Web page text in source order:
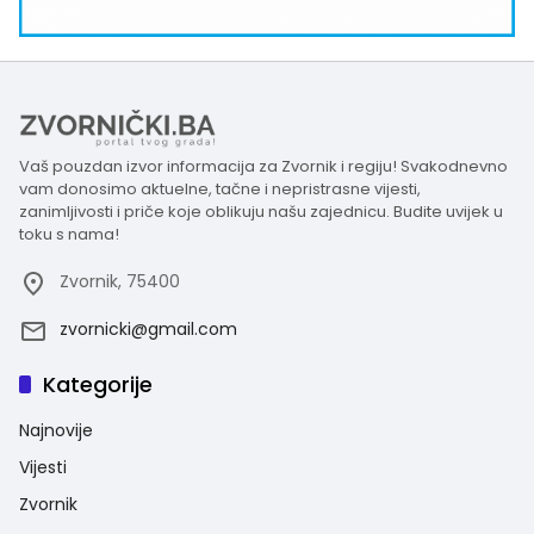
Vaš pouzdan izvor informacija za Zvornik i regiju! Svakodnevno
vam donosimo aktuelne, tačne i nepristrasne vijesti,
zanimljivosti i priče koje oblikuju našu zajednicu. Budite uvijek u
toku s nama!
Zvornik, 75400
zvornicki@gmail.com
Kategorije
Najnovije
Vijesti
Zvornik